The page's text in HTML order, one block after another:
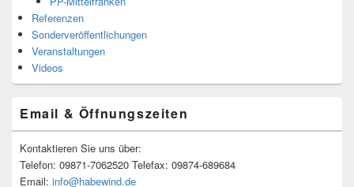
Referenzen
Sonderveröffentlichungen
Veranstaltungen
Videos
Email & Öffnungszeiten
Kontaktieren Sie uns über:
Telefon: 09871-7062520 Telefax: 09874-689684
Email: info@habewind.de